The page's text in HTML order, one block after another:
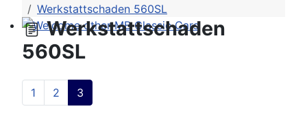
Welcome other MB Classic Cars
Werkstattschaden 560SL
Werkstattschaden
560SL
1 2 3